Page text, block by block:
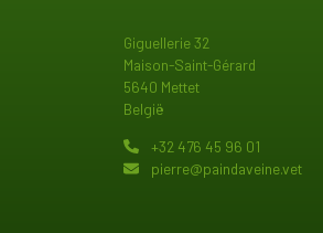
Giguellerie 32
Maison-Saint-Gérard
5640 Mettet
België
+32 476 45 96 01
pierre@paindaveine.vet